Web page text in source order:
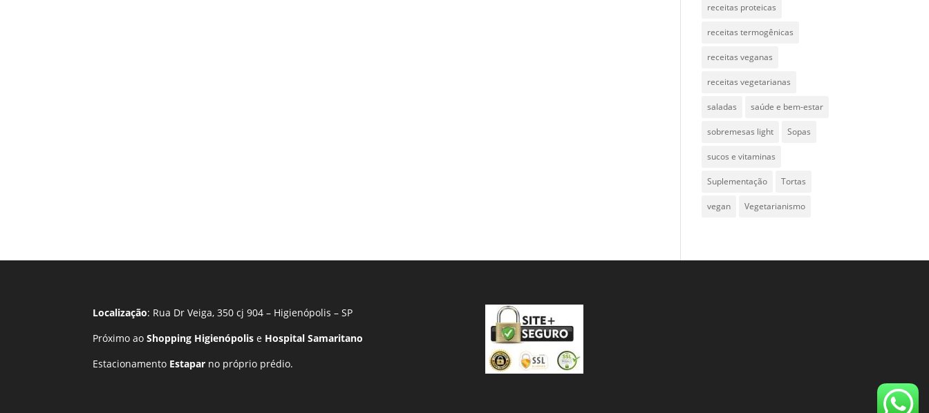
receitas proteicas
receitas termogênicas
receitas veganas
receitas vegetarianas
saladas saúde e bem-estar
sobremesas light Sopas
sucos e vitaminas
Suplementação Tortas
vegan Vegetarianismo
Localização: Rua Dr Veiga, 350 cj 904 – Higienópolis – SP
Próximo aoShopping Higienópolis e Hospital Samaritano
Estacionamento Estapar no próprio prédio.